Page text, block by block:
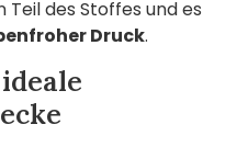
Teil des Stoffes und es
Druck.